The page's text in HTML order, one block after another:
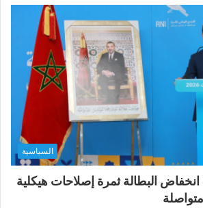
السياسية
البطالة ثمرة إصلاحات هيكلية